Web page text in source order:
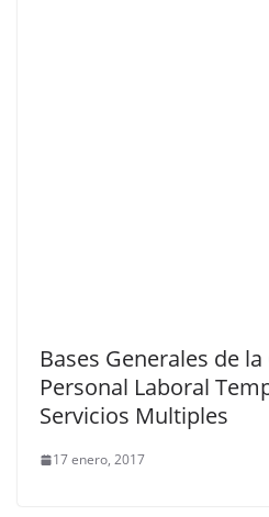
Bases Generales de
Personal Laboral
Servicios Multiples
17 enero, 2017